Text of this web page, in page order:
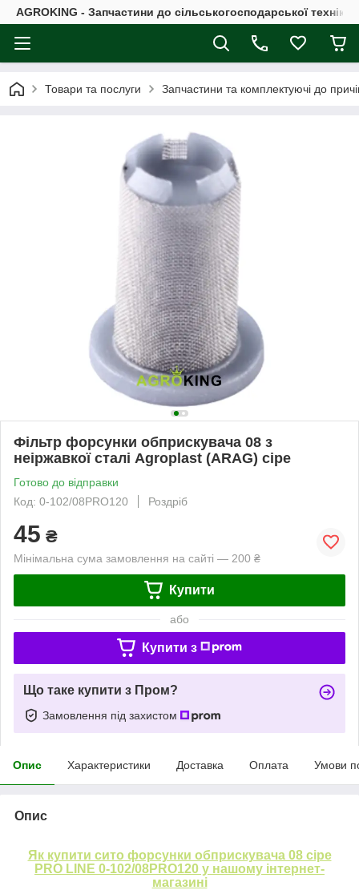
AGROKING - Запчастини до сільськогосподарської
Товари та послуги Запчастини та комплектуючі до
Фільтр форсунки обприскувача 08 з
неіржавкої сталі Agroplast (ARAG) сіре
Готово до відправки
Код: 0-102/08PRO120
Роздріб
45 ₴
Мінімальна сума замовлення на сайті — 200 ₴
Купити
або
Купити з
Що таке купити з Пром?
Замовлення під захистом
Опис Характеристики Доставка Оплата Умови
Опис
Як купити сито форсунки обприскувача 08 сіре
PRO LINE 0-102/08PRO120 у нашому інтернет-
магазині